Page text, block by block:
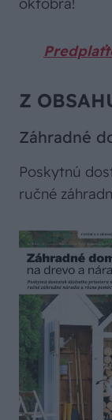
Z
Záhradné
Poskytnú
ručné